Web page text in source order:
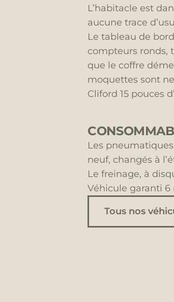
L’habitacle est
aucune trace
Le tableau de
compteurs ronds,
que le coffre
moquettes sont
Cliford 15 pouces
Les
neuf, changés à
Le freinage, à
Véhicule garanti 6
Tous nos